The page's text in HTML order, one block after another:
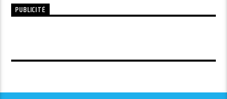
PUBLICITÉ